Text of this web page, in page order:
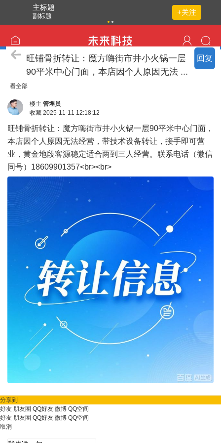
回复
生意转让
旺铺骨折转让：魔方嗨街市井小火锅一层
90平米中心门面，本店因个人原因无法 ...
看全部
楼主 管埋员
收藏 2025-11-11 12:18:12
旺铺骨折转让：魔方嗨街市井小火锅一层90平米中心门面，
本店因个人原因无法经营，带技术设备转让，接手即可营
业，黄金地段客源稳定适合两到三人经营。联系电话（微信
同号）18609901357<br><br>
分享到
好友 朋友圈 QQ好友 微博 QQ空间
好友 朋友圈 QQ好友 微博 QQ空间
取消
新加载
主标题
副标题 +关注